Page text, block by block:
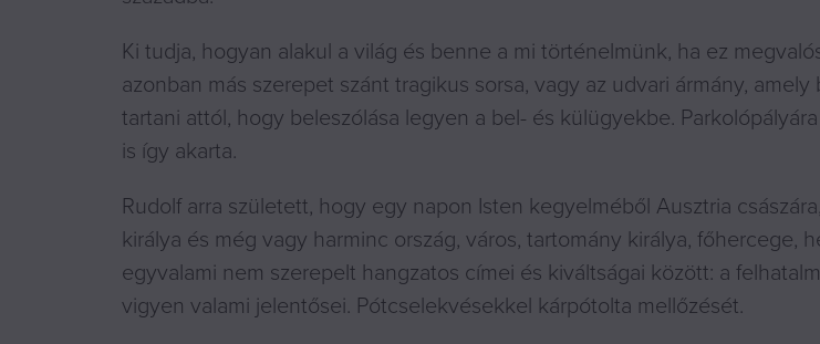
Ki tudja, hogyan alakul a világ és benne a mi történelmünk, ha ez
azonban más szerepet szánt tragikus sorsa, vagy az udvari ármány,
tartani attól, hogy beleszólása legyen a bel- és külügyekbe.
is így akarta.
Rudolf arra született, hogy egy napon Isten kegyelméből Ausztria
királya és még vagy harminc ország, város, tartomány királya, főhercege,
egyvalami nem szerepelt hangzatos címei és kiváltságai között: a
vigyen valami jelentősei. Pótcselekvésekkel kárpótolta mellőzését.